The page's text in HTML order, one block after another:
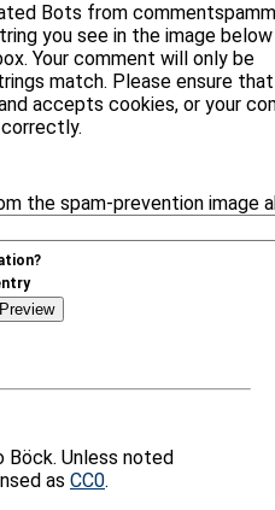
Bots from
you see in the image
Your comment will only be
match. Please ensure
accepts cookies, or your
the spam-prevention image
Böck. Unless noted
as CC0.